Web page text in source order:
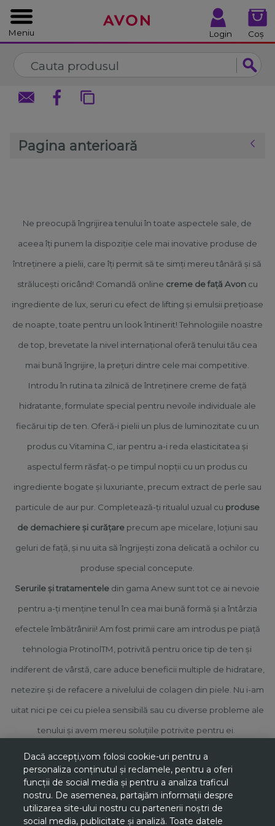
Meniu Login Coș
Pagina anterioară
Ne preocupă îngrijirea tenului în toate aspectele sale, de
aceea îți punem la dispoziție cele mai inovative produse de
întreținere a pielii, care îți permit să te simți mereu tânără și să
strălucești oricând! Comandă online creme de față Avoncu
ingrediente de lux, seruri cu efect de lifting și emulsii prețioase
de noapte, toate pentru un look întinerit! Tehnologiile noastre
de top, brevetate la nivel internațional oferă tenului tău cea
mai bună îngrijire, la prețuri dintre cele mai competitive.
Introdu în rutina ta zilnică de întreținere creme de față
hidratante, formulate special pentru nevoile individuale ale
fiecărui tip de ten. Oferă-i pielii un plus de luminozitate cu un
produs cu Vitamina C, iar pentru a-i reda elasticitatea și
aspectul ferm răsfaț-o pe timpul nopții cu un produs cu
ingrediente bogate și luxuriante, precum extract de perle sau
particule de aur pur. Completează-ți ritualul uzual cu produse
de demachiere și curățareprecum ape micelare, loțiuni sau
geluri de față, și nu uita să îngrijești zona delicată a ochilor cu
produse special concepute.
Serurile și tratamentele din gama Anew sunt tot ce ai nevoie
pentru a-ți menține tenul în cea mai bună formă și a întârzia
efectele îmbătrânirii! Am fost primii care am introdus pe piață
tehnologia ProtinolTM, potrivită pentru orice tip de ten și
indiferent de vârstă, care aduce beneficii multiple de hidratare,
netezire și de refacere a nivelului de colagen din piele. Nu i-am
uitat nici pe cei cu pielea sensibilă sau cu diverse probleme ale
tenului și avem mereu soluțiile potrivite pentru ei.
impresie posibilă, de aceea avem pentru tine uneltele care pot
opri timpul în loc! Suntem pregătiți să te surprindem în
permanență cu inovații și produse de cea mai bună calitate
Închide Închide
Dacă accepți,vom folosi cookie-uri pentru a
personaliza conținutul și reclamele, pentru a oferi
funcții de social media și pentru a analiza traficul
nostru. De asemenea, partajăm informații despre
utilizarea site-ului nostru cu partenerii noștri de
social media, publicitate și analiză. Toate datele